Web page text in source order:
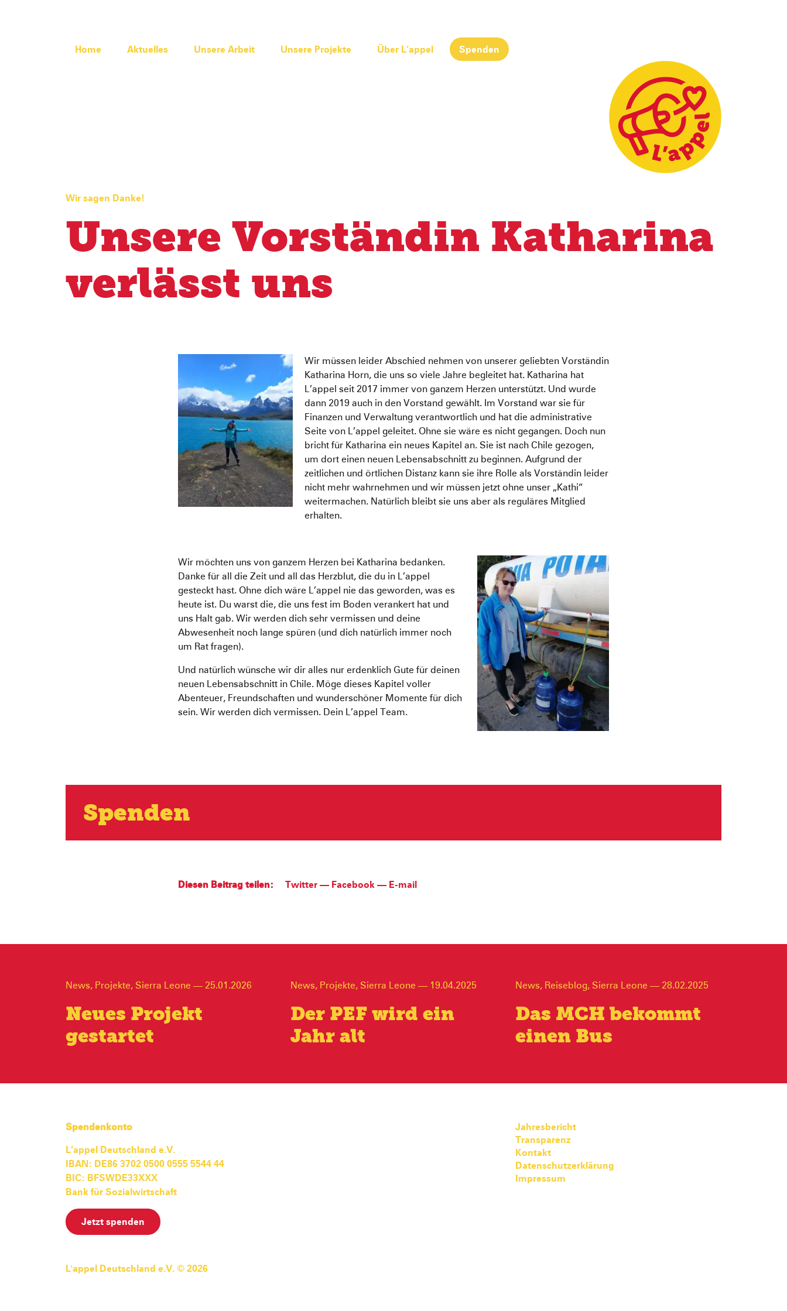
Home Aktuelles Unsere Arbeit Unsere Projekte Über L’appel Spenden
Wir sagen Danke!
Unsere Vorständin Katharina
verlässt uns
Wir müssen leider Abschied nehmen von unserer geliebten Vorständin
Katharina Horn, die uns so viele Jahre begleitet hat. Katharina hat
L’appel seit 2017 immer von ganzem Herzen unterstützt. Und wurde
dann 2019 auch in den Vorstand gewählt. Im Vorstand war sie für
Finanzen und Verwaltung verantwortlich und hat die administrative
Seite von L’appel geleitet. Ohne sie wäre es nicht gegangen. Doch nun
bricht für Katharina ein neues Kapitel an. Sie ist nach Chile gezogen,
um dort einen neuen Lebensabschnitt zu beginnen. Aufgrund der
zeitlichen und örtlichen Distanz kann sie ihre Rolle als Vorständin leider
nicht mehr wahrnehmen und wir müssen jetzt ohne unser „Kathi“
weitermachen. Natürlich bleibt sie uns aber als reguläres Mitglied
erhalten.
Wir möchten uns von ganzem Herzen bei Katharina bedanken.
Danke für all die Zeit und all das Herzblut, die du in L’appel
gesteckt hast. Ohne dich wäre L’appel nie das geworden, was es
heute ist. Du warst die, die uns fest im Boden verankert hat und
uns Halt gab. Wir werden dich sehr vermissen und deine
Abwesenheit noch lange spüren (und dich natürlich immer noch
um Rat fragen).
Und natürlich wünsche wir dir alles nur erdenklich Gute für deinen
neuen Lebensabschnitt in Chile. Möge dieses Kapitel voller
Abenteuer, Freundschaften und wunderschöner Momente für dich
sein. Wir werden dich vermissen. Dein L’appel Team.
Spenden
Diesen Beitrag teilen: Twitter — Facebook — E-mail
News, Projekte, Sierra Leone — 25.01.2026
Neues Projekt
gestartet
News, Projekte, Sierra Leone — 19.04.2025
Der PEF wird ein
Jahr alt
News, Reiseblog, Sierra Leone — 28.02.2025
Das MCH bekommt
einen Bus
Spendenkonto
L’appel Deutschland e.V.
IBAN: DE86 3702 0500 0555 5544 44
BIC: BFSWDE33XXX
Bank für Sozialwirtschaft
Jetzt spenden
Jahresbericht
Transparenz
Kontakt
Datenschutzerklärung
Impressum
L'appel Deutschland e.V. © 2026